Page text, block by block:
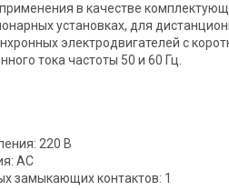
в качестве
установках, для
электродвигателей с
тока частоты 50 и 60 Гц.
220 В
AC
замыкающих контактов: 1